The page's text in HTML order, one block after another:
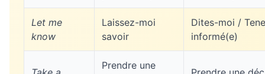
Let me
know
Laissez-moi
savoir
Dites-moi /
informé(e)
Prendre une